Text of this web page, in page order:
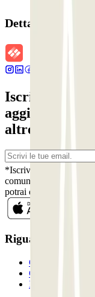
Dettagli della
Iscriviti alla
aggiornato su
altre sorprese.
*Iscrivendoti, accetti la
comunicazioni
potrai disiscriverti
Riguardo a
Chi siamo
Come funziona?
I Nostri Parcheggi